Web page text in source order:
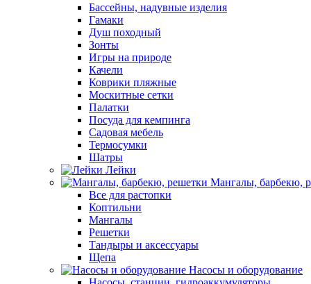
Бассейны, надувные изделия
Гамаки
Душ походный
Зонты
Игры на природе
Качели
Коврики пляжные
Москитные сетки
Палатки
Посуда для кемпинга
Садовая мебель
Термосумки
Шатры
Лейки
Мангалы, барбекю,
Все для растопки
Коптильни
Мангалы
Решетки
Тандыры и аксессуары
Щепа
Насосы и оборудование